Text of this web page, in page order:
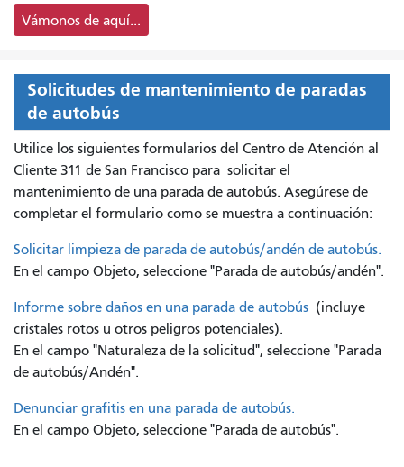
Vámonos de aquí...
Solicitudes de mantenimiento de paradas
de autobús
Utilice los siguientes formularios del Centro de Atención al
Cliente 311 de San Francisco para solicitar el
mantenimiento de una parada de autobús. Asegúrese de
completar el formulario como se muestra a continuación:
Solicitar limpieza de parada de autobús/andén de autobús.
En el campo Objeto, seleccione "Parada de autobús/andén".
Informe sobre daños en una parada de autobús (incluye
cristales rotos u otros peligros potenciales).
En el campo "Naturaleza de la solicitud", seleccione "Parada
de autobús/Andén".
Denunciar grafitis en una parada de autobús.
En el campo Objeto, seleccione "Parada de autobús".